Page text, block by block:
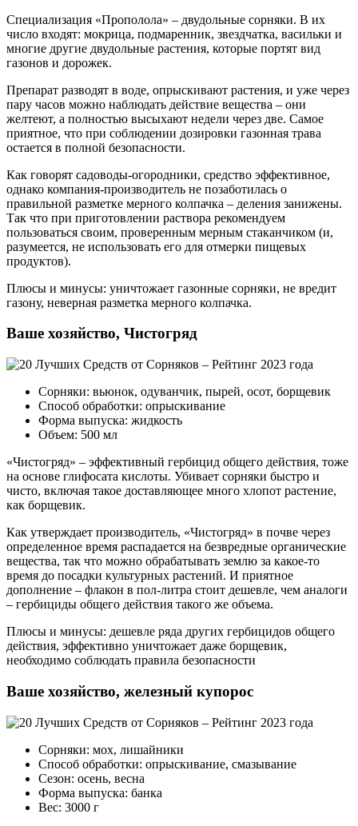
Специализация «Прополола» – двудольные сорняки. В их
число входят: мокрица, подмаренник, звездчатка, васильки и
многие другие двудольные растения, которые портят вид
газонов и дорожек.
Препарат разводят в воде, опрыскивают растения, и уже через
пару часов можно наблюдать действие вещества – они
желтеют, а полностью высыхают недели через две. Самое
приятное, что при соблюдении дозировки газонная трава
остается в полной безопасности.
Как говорят садоводы-огородники, средство эффективное,
однако компания-производитель не позаботилась о
правильной разметке мерного колпачка – деления занижены.
Так что при приготовлении раствора рекомендуем
пользоваться своим, проверенным мерным стаканчиком (и,
разумеется, не использовать его для отмерки пищевых
продуктов).
Плюсы и минусы: уничтожает газонные сорняки, не вредит
газону, неверная разметка мерного колпачка.
Ваше хозяйство, Чистогряд
Сорняки: вьюнок, одуванчик, пырей, осот, борщевик
Способ обработки: опрыскивание
Форма выпуска: жидкость
Объем: 500 мл
«Чистогряд» – эффективный гербицид общего действия, тоже
на основе глифосата кислоты. Убивает сорняки быстро и
чисто, включая такое доставляющее много хлопот растение,
как борщевик.
Как утверждает производитель, «Чистогряд» в почве через
определенное время распадается на безвредные органические
вещества, так что можно обрабатывать землю за какое-то
время до посадки культурных растений. И приятное
дополнение – флакон в пол-литра стоит дешевле, чем аналоги
– гербициды общего действия такого же объема.
Плюсы и минусы: дешевле ряда других гербицидов общего
действия, эффективно уничтожает даже борщевик,
необходимо соблюдать правила безопасности
Ваше хозяйство, железный купорос
Сорняки: мох, лишайники
Способ обработки: опрыскивание, смазывание
Сезон: осень, весна
Форма выпуска: банка
Вес: 3000 г